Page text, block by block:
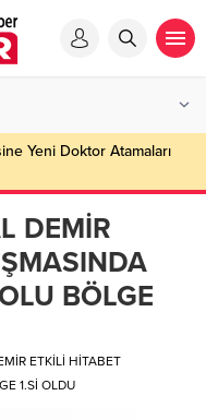
Yeni Doktor Atamaları
DEMİR
BÖLGE
ETKİLİ HİTABET
1.Sİ OLDU